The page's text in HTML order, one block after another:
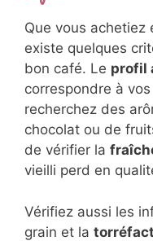
Que vous achetiez
existe quelques
bon café. Le profil
correspondre à
recherchez des
chocolat ou de
de vérifier la
vieilli perd en
Vérifiez aussi les
grain et la